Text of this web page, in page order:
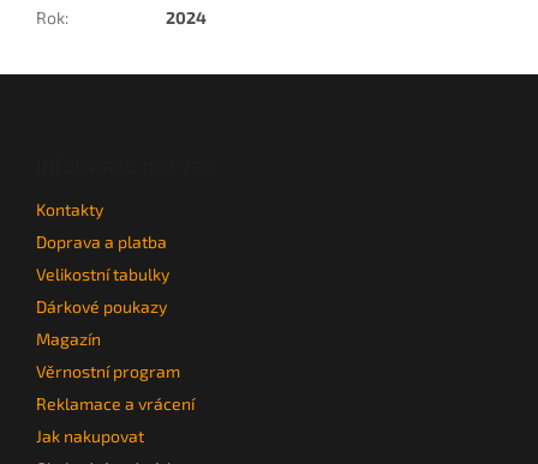
Rok: 2024
Kontakty
Doprava a platba
Velikostní tabulky
Dárkové poukazy
Magazín
Věrnostní program
Reklamace a vrácení
Jak nakupovat